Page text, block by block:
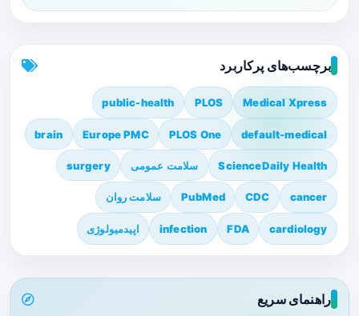
برچسب‌های پرکاربرد
Medical Xpress
PLOS
public-health
default-medical
PLOS One
Europe PMC
brain
ScienceDaily Health سلامت عمومی surgery
cancer
CDC
PubMed سلامت روان
cardiology
FDA
infection اپیدمیولوژی
راهنمای سریع